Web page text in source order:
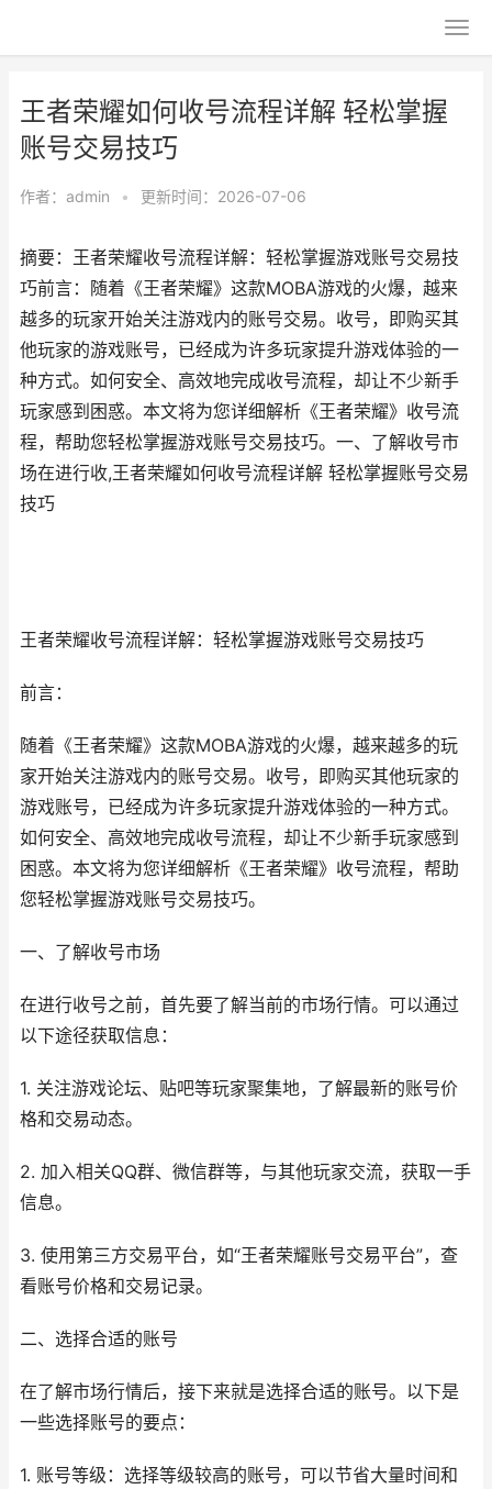
王者荣耀如何收号流程详解 轻松掌握
账号交易技巧
作者： admin • 更新时间：2026-07-06
摘要：王者荣耀收号流程详解：轻松掌握游戏账号交易技
巧前言：随着《王者荣耀》这款MOBA游戏的火爆，越来
越多的玩家开始关注游戏内的账号交易。收号，即购买其
他玩家的游戏账号，已经成为许多玩家提升游戏体验的一
种方式。如何安全、高效地完成收号流程，却让不少新手
玩家感到困惑。本文将为您详细解析《王者荣耀》收号流
程，帮助您轻松掌握游戏账号交易技巧。一、了解收号市
场在进行收,王者荣耀如何收号流程详解 轻松掌握账号交易
技巧
王者荣耀收号流程详解：轻松掌握游戏账号交易技巧
前言：
随着《王者荣耀》这款MOBA游戏的火爆，越来越多的玩
家开始关注游戏内的账号交易。收号，即购买其他玩家的
游戏账号，已经成为许多玩家提升游戏体验的一种方式。
如何安全、高效地完成收号流程，却让不少新手玩家感到
困惑。本文将为您详细解析《王者荣耀》收号流程，帮助
您轻松掌握游戏账号交易技巧。
一、了解收号市场
在进行收号之前，首先要了解当前的市场行情。可以通过
以下途径获取信息：
1. 关注游戏论坛、贴吧等玩家聚集地，了解最新的账号价
格和交易动态。
2. 加入相关QQ群、微信群等，与其他玩家交流，获取一手
信息。
3. 使用第三方交易平台，如“王者荣耀账号交易平台”，查
看账号价格和交易记录。
二、选择合适的账号
在了解市场行情后，接下来就是选择合适的账号。以下是
一些选择账号的要点：
1. 账号等级：选择等级较高的账号，可以节省大量时间和